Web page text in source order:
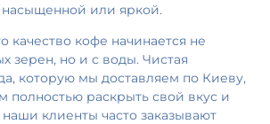
или яркой.
качество кофе начинается не
зерен, но и с воды. Чистая
которую мы доставляем по Киеву,
полностью раскрыть свой вкус и
клиенты часто заказывают